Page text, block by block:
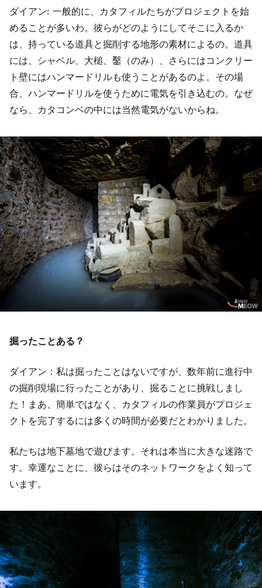
ダイアン: 一般的に、カタフィルたちがプロジェクトを始
めることが多いわ。彼らがどのようにしてそこに入るか
は、持っている道具と掘削する地形の素材によるの。道具
には、シャベル、大槌、鑿（のみ）、さらにはコンクリー
ト壁にはハンマードリルも使うことがあるのよ。その場
合、ハンマードリルを使うために電気を引き込むの。なぜ
なら、カタコンベの中には当然電気がないからね。
掘ったことある？
ダイアン：私は掘ったことはないですが、数年前に進行中
の掘削現場に行ったことがあり、掘ることに挑戦しまし
た！まあ、簡単ではなく、カタフィルの作業員がプロジェ
クトを完了するには多くの時間が必要だとわかりました。
私たちは地下墓地で遊びます。それは本当に大きな迷路で
す。幸運なことに、彼らはそのネットワークをよく知って
います。